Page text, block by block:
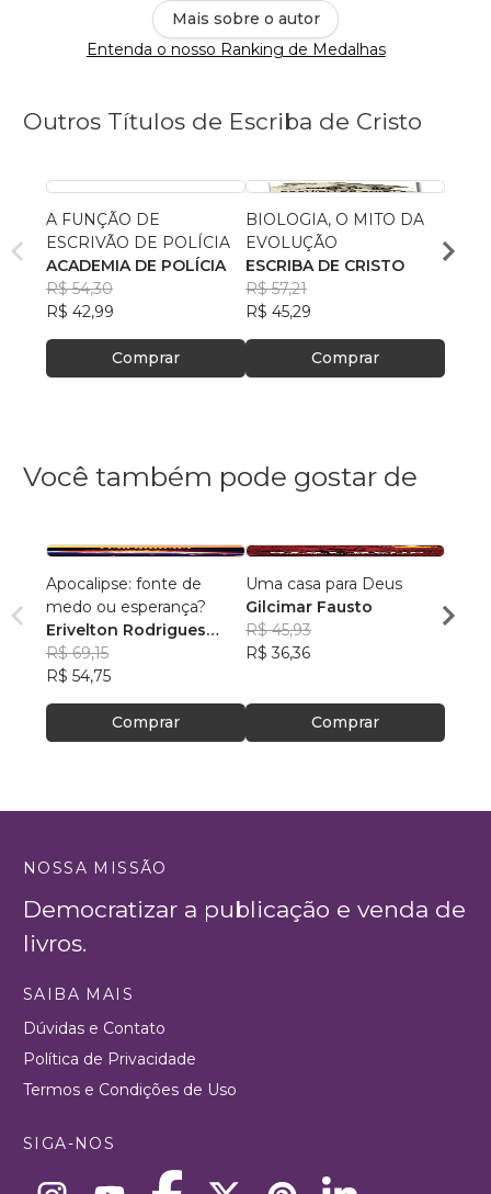
Mais sobre o autor
Entenda o nosso Ranking de Medalhas
Outros Títulos de Escriba de Cristo
A FUNÇÃO DE
ESCRIVÃO DE POLÍCIA
ACADEMIA DE POLÍCIA
R$ 54,30
R$ 42,99
Comprar
BIOLOGIA, O MITO DA
EVOLUÇÃO
ESCRIBA DE CRISTO
R$ 57,21
R$ 45,29
Comprar
Você também pode gostar de
Apocalipse: fonte de
medo ou esperança?
Erivelton Rodrigues
Nunes
R$ 69,15
R$ 54,75
Comprar
Uma casa para Deus
Gilcimar Fausto
R$ 45,93
R$ 36,36
Comprar
da
José
NOSSA MISSÃO
Democratizar a publicação e venda de
livros.
SAIBA MAIS
Dúvidas e Contato
Política de Privacidade
Termos e Condições de Uso
SIGA-NOS